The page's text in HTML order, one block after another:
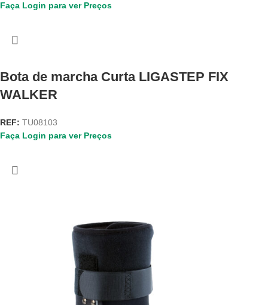
Faça Login para ver Preços
Bota de marcha Curta LIGASTEP FIX
WALKER
REF: TU08103
Faça Login para ver Preços